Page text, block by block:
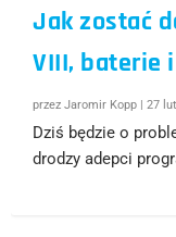
Jak zostać
VIII, baterie
przezJaromir Kopp |27
Dziś będzie o
drodzy adepci